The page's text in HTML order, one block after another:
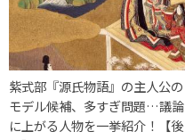
紫式部『源氏物語』の主人公の
モデル候補、多すぎ問題…議論
に上がる人物を一挙紹介！【後